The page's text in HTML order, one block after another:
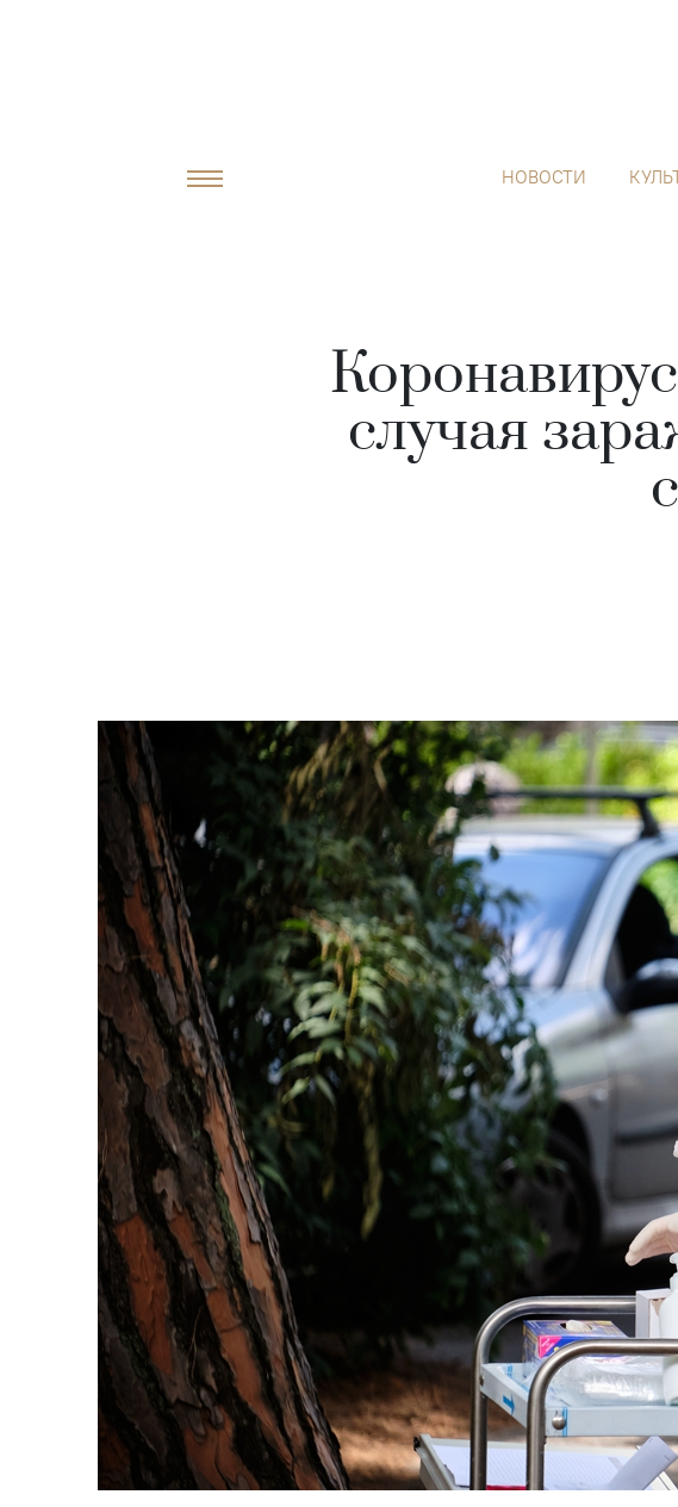
НОВОСТИ
случая